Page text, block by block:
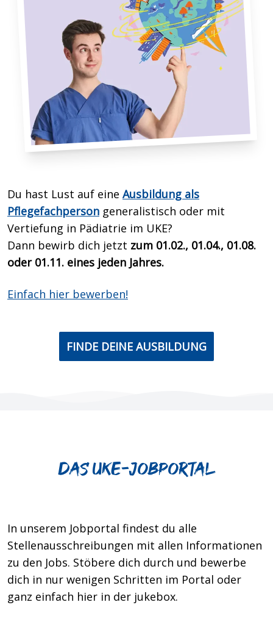
Du hast Lust auf eine Ausbildung als
Pflegefachperson generalistisch oder mit
Vertiefung in Pädiatrie im UKE?
Dann bewirb dich jetzt zum 01.02., 01.04., 01.08.
oder 01.11. eines jeden Jahres.
Einfach hier bewerben!
FINDE DEINE AUSBILDUNG
Das UKE-jobportal
In unserem Jobportal findest du alle
Stellenausschreibungen mit allen Informationen
zu den Jobs. Stöbere dich durch und bewerbe
dich in nur wenigen Schritten im Portal oder
ganz einfach hier in der jukebox.